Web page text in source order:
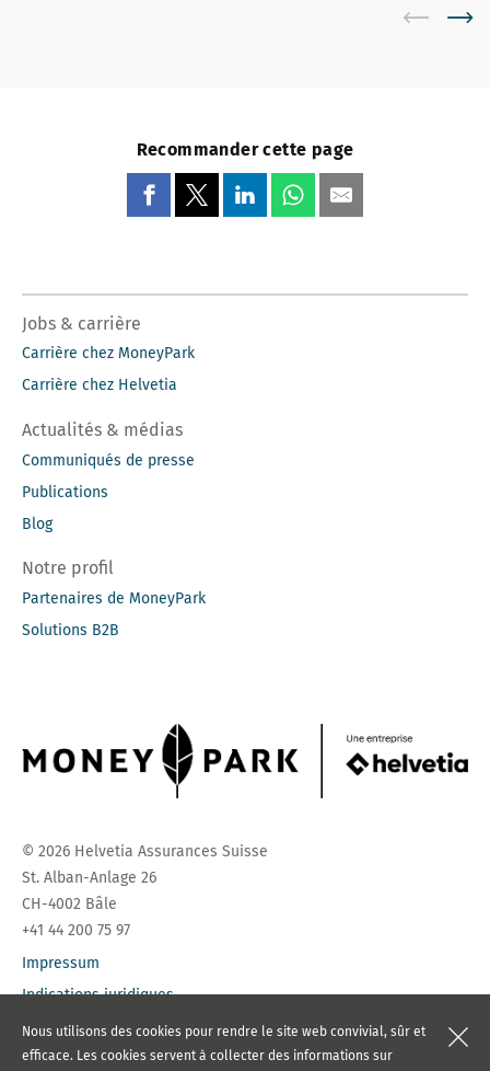
Nous utilisons des cookies pour rendre le site web convivial, sûr et
efficace. Les cookies servent à collecter des informations sur
Recommander cette page
Jobs & carrière
Carrière chez MoneyPark
Carrière chez Helvetia
Actualités & médias
Communiqués de presse
Publications
Blog
Notre profil
Partenaires de MoneyPark
Solutions B2B
© 2026 Helvetia Assurances Suisse
St. Alban-Anlage 26
CH-4002 Bâle
+41 44 200 75 97
Impressum
Indications juridiques
Protection des données